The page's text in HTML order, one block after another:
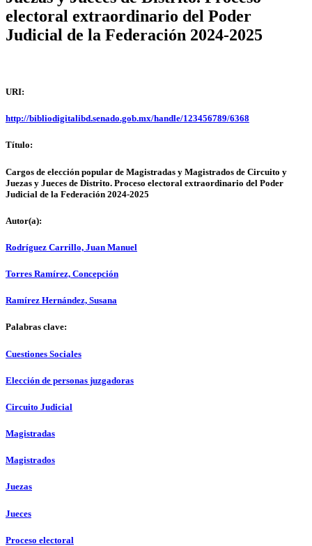
electoral extraordinario del Poder
Judicial de la Federación 2024-2025
URI:
http://bibliodigitalibd.senado.gob.mx/handle/123456789/6368
Título:
Cargos de elección popular de Magistradas y Magistrados de Circuito y
Juezas y Jueces de Distrito. Proceso electoral extraordinario del Poder
Judicial de la Federación 2024-2025
Autor(a):
Rodríguez Carrillo, Juan Manuel
Torres Ramírez, Concepción
Ramírez Hernández, Susana
Palabras clave:
Cuestiones Sociales
Elección de personas juzgadoras
Circuito Judicial
Magistradas
Magistrados
Juezas
Jueces
Proceso electoral